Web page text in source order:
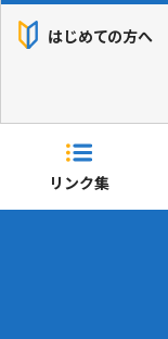
はじめての方へ
リンク集